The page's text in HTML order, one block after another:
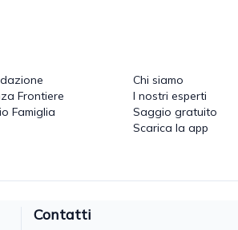
Frontiere
Famiglia
Chi siamo
I nostri esperti
Saggio gratuito
Scarica la app
Contatti